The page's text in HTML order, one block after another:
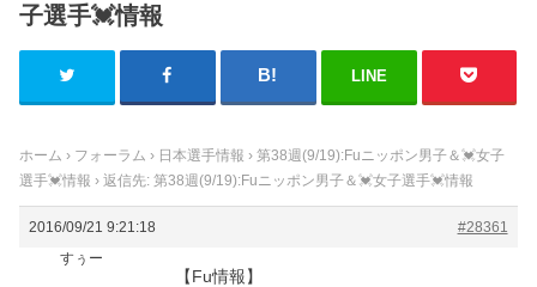
子選手💓情報
LINE
ホーム › フォーラム › 日本選手情報 › 第38週(9/19):Fuニッポン男子＆💓女子
選手💓情報 › 返信先: 第38週(9/19):Fuニッポン男子＆💓女子選手💓情報
2016/09/21 9:21:18
#28361
すぅー
【Fu情報】